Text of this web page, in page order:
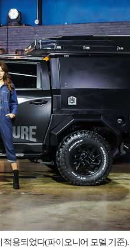
적용되었다(파이오니어 모델 기준).